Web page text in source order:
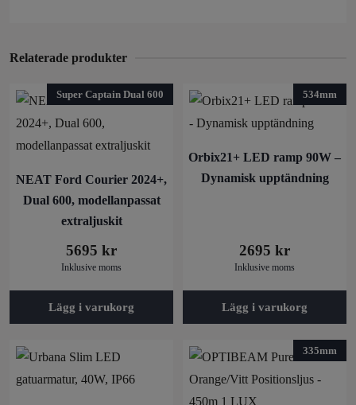
Relaterade produkter
Super Captain Dual 600
NEAT Ford Courier 2024+,
Dual 600, modellanpassat
extraljuskit
5695 kr
Inklusive moms
Lägg i varukorg
534mm
Orbix21+ LED ramp 90W –
Dynamisk upptändning
2695 kr
Inklusive moms
Lägg i varukorg
335mm